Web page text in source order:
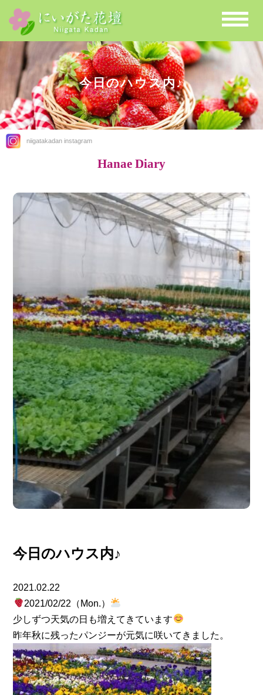
今日のハウス内♪
Hanae Diary
niigatakadan instagram
今日のハウス内♪
2021.02.22
2021/02/22（Mon.）
少しずつ天気の日も増えてきています
昨年秋に残ったパンジーが元気に咲いてきました。